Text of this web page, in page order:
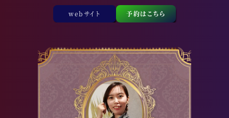
webサイト 予約はこちら